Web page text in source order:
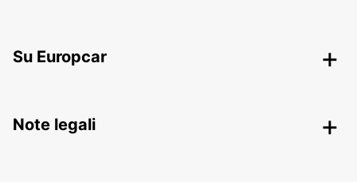
Su Europcar
Note legali